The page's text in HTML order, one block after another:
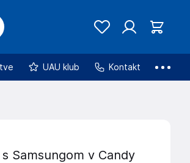
UAU klub Kontakt
Samsungom v Candy